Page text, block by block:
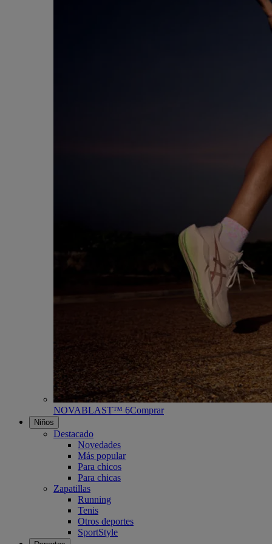
NOVABLAST™ 6Comprar
Niños
Destacado
Novedades
Más popular
Para chicos
Para chicas
Zapatillas
Running
Tenis
Otros deportes
SportStyle